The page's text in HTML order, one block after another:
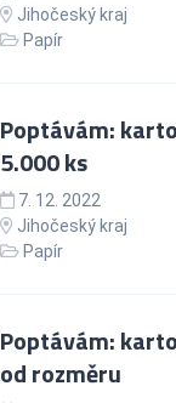
Jihočeský kraj
Papír
Poptávám:
5.000 ks
7. 12. 2022
Jihočeský kraj
Papír
Poptávám:
od rozměru